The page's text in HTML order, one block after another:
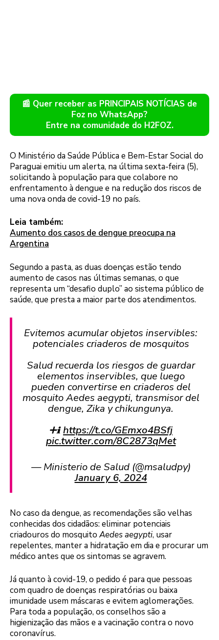
📰 Quer receber as PRINCIPAIS NOTÍCIAS de
Foz no WhatsApp?
Entre na comunidade do H2FOZ.
O Ministério da Saúde Pública e Bem-Estar Social do
Paraguai emitiu um alerta, na última sexta-feira (5),
solicitando à população para que colabore no
enfrentamento à dengue e na redução dos riscos de
uma nova onda de covid-19 no país.
Leia também:
Aumento dos casos de dengue preocupa na
Argentina
Segundo a pasta, as duas doenças estão tendo
aumento de casos nas últimas semanas, o que
representa um “desafio duplo” ao sistema público de
saúde, que presta a maior parte dos atendimentos.
Evitemos acumular objetos inservibles:
potenciales criaderos de mosquitos
Salud recuerda los riesgos de guardar
elementos inservibles, que luego
pueden convertirse en criaderos del
mosquito Aedes aegypti, transmisor del
dengue, Zika y chikungunya.
➕ℹ️https://t.co/GEmxo4BSfj
pic.twitter.com/8C2873qMet
— Ministerio de Salud (@msaludpy)
January 6, 2024
No caso da dengue, as recomendações são velhas
conhecidas dos cidadãos: eliminar potenciais
criadouros do mosquitoAedes aegypti, usar
repelentes, manter a hidratação em dia e procurar um
médico antes que os sintomas se agravem.
Já quanto à covid-19, o pedido é para que pessoas
com quadro de doenças respiratórias ou baixa
imunidade usem máscaras e evitem aglomerações.
Para toda a população, os conselhos são a
higienização das mãos e a vacinação contra o novo
coronavírus.